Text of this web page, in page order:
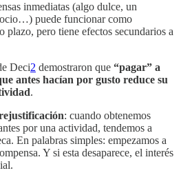
inmediatas (algo dulce, un
puede funcionar como
plazo, pero tiene efectos secundarios a
Deci2 demostraron que “pagar” a
antes hacían por gusto reduce su
.
: cuando obtenemos
por una actividad, tendemos a
En palabras simples: empezamos a
Y si esta desaparece, el interés